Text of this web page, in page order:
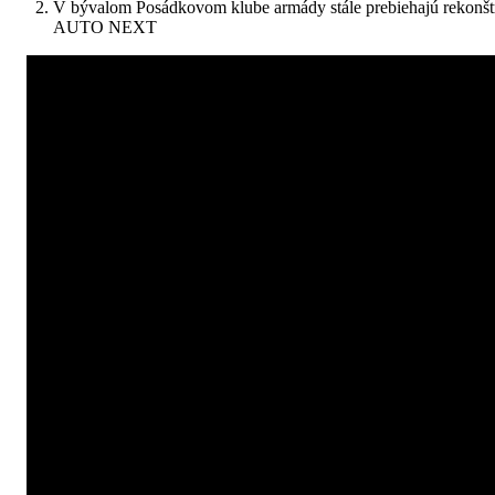
V bývalom Posádkovom klube armády stále prebiehajú
AUTO NEXT